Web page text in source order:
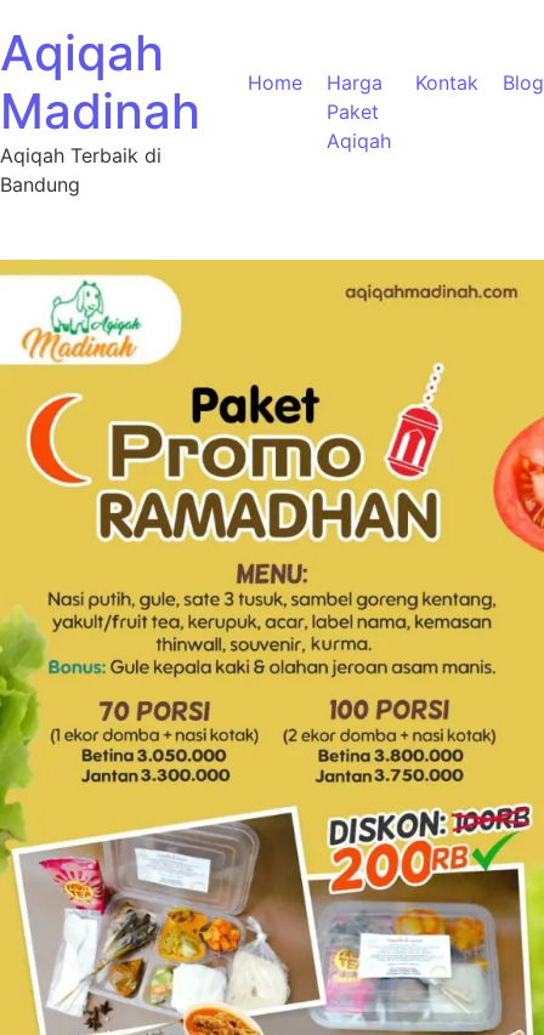
Aqiqah
Madinah
Aqiqah Terbaik di
Bandung
Home
Harga
Paket
Aqiqah
Kontak Blog